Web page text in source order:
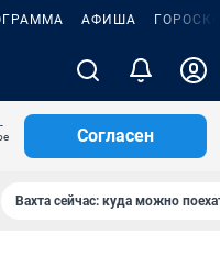
АФИША
Согласен
Вахта сейчас: куда можно